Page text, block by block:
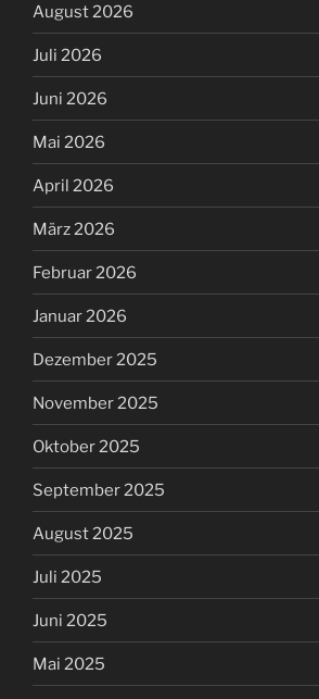
August 2026
Juli 2026
Juni 2026
Mai 2026
April 2026
März 2026
Februar 2026
Januar 2026
Dezember 2025
November 2025
Oktober 2025
September 2025
August 2025
Juli 2025
Juni 2025
Mai 2025